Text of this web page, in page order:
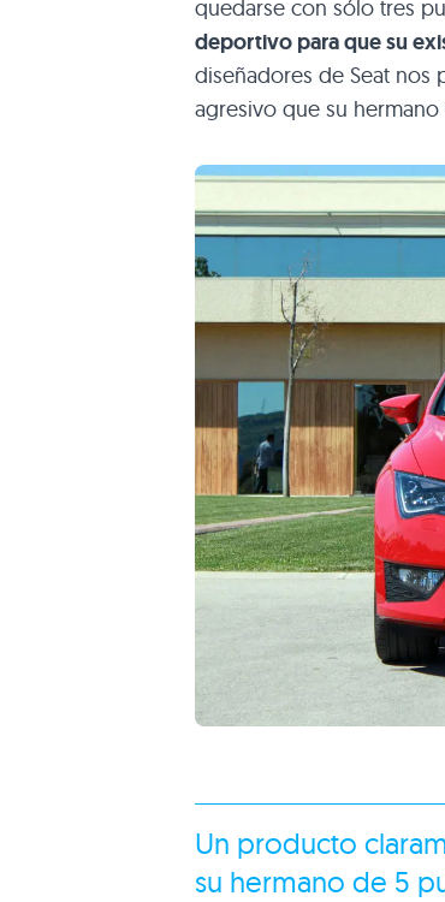
quedarse con sólo tres
deportivo para que su
diseñadores de Seat
agresivo que su
Un producto
su hermano de 5